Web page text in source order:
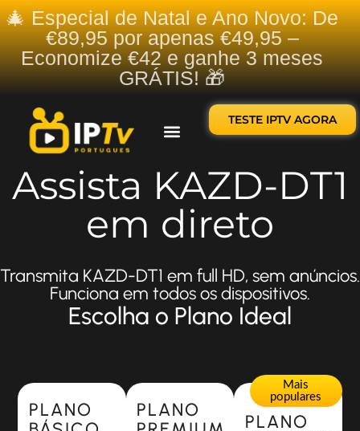
🎄 Especial de Natal e Ano Novo: De
€89,95 por apenas €49,95 –
Economize €42 e ganhe 3 meses
GRÁTIS! 🎁
TESTE IPTV AGORA
Assista KAZD-DT1
em direto
Transmita KAZD-DT1 em full HD, sem anúncios.
Funciona em todos os dispositivos.
Escolha o Plano Ideal
Most Popular
PLANO
Most Popular
PLANO
Mais
populares
PLANO